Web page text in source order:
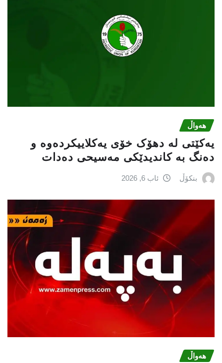
هەواڵ
یەکێتی لە دهۆک خۆی یەکلاییکردەوە و
دەنگ بە کاندیدێکی مەسیحی دەدات
بنکۆڵ ئاب 6, 2026
هەواڵ